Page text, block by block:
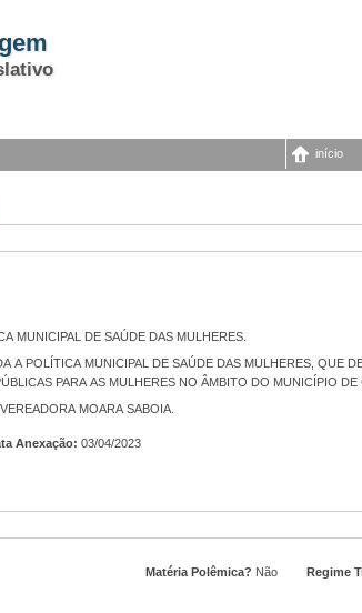
início
MUNICIPAL DE SAÚDE DAS MULHERES.
PARA AS MULHERES NO ÂMBITO DO MUNICÍPIO DE
MOARA SABOIA.
Anexação: 03/04/2023
Matéria Polêmica? Não Regime